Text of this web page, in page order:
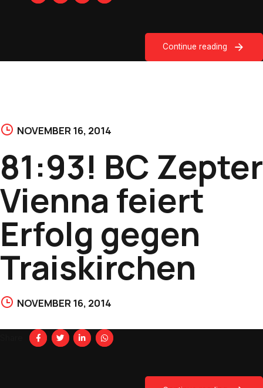
Continue reading
NOVEMBER 16, 2014
81:93! BC Zepter
Vienna feiert
Erfolg gegen
Traiskirchen
NOVEMBER 16, 2014